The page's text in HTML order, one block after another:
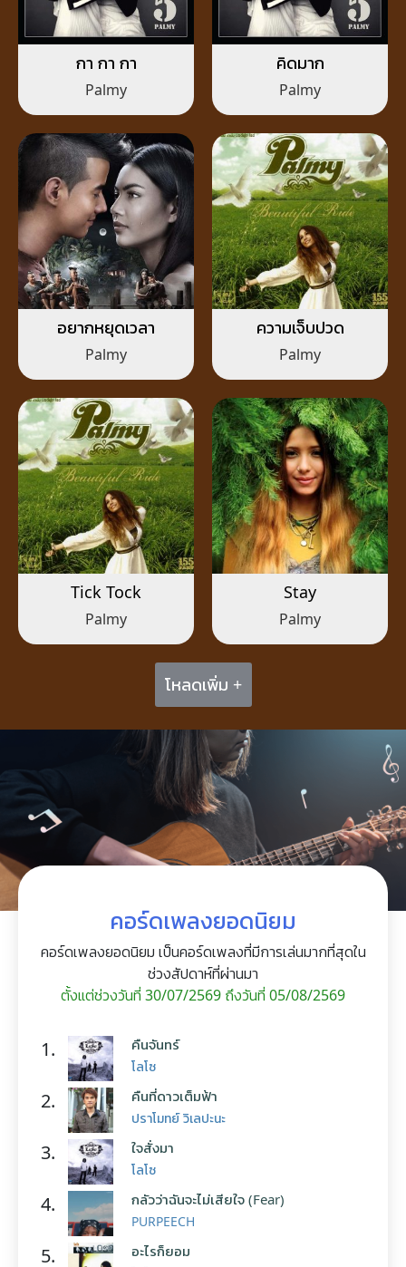
กา กา กา
Palmy
คิดมาก
Palmy
อยากหยุดเวลา
Palmy
ความเจ็บปวด
Palmy
Tick Tock
Palmy
Stay
Palmy
โหลดเพิ่ม +
คอร์ดเพลงยอดนิยม
คอร์ดเพลงยอดนิยม เป็นคอร์ดเพลงที่มีการเล่นมากที่สุดใน
ช่วงสัปดาห์ที่ผ่านมา
ตั้งแต่ช่วงวันที่ 30/07/2569 ถึงวันที่ 05/08/2569
1. คืนจันทร์
โลโซ
2. คืนที่ดาวเต็มฟ้า
ปราโมทย์ วิเลปะนะ
3. ใจสั่งมา
โลโซ
4. กลัวว่าฉันจะไม่เสียใจ (Fear)
PURPEECH
5. อะไรก็ยอม